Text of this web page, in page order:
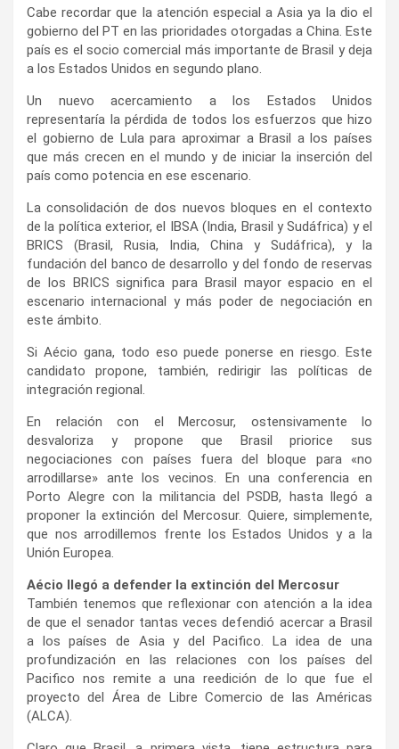
Cabe recordar que la atención especial a Asia ya la dio el
gobierno del PT en las prioridades otorgadas a China. Este
país es el socio comercial más importante de Brasil y deja
a los Estados Unidos en segundo plano.
Un nuevo acercamiento a los Estados Unidos
representaría la pérdida de todos los esfuerzos que hizo
el gobierno de Lula para aproximar a Brasil a los países
que más crecen en el mundo y de iniciar la inserción del
país como potencia en ese escenario.
La consolidación de dos nuevos bloques en el contexto
de la política exterior, el IBSA (India, Brasil y Sudáfrica) y el
BRICS (Brasil, Rusia, India, China y Sudáfrica), y la
fundación del banco de desarrollo y del fondo de reservas
de los BRICS significa para Brasil mayor espacio en el
escenario internacional y más poder de negociación en
este ámbito.
Si Aécio gana, todo eso puede ponerse en riesgo. Este
candidato propone, también, redirigir las políticas de
integración regional.
En relación con el Mercosur, ostensivamente lo
desvaloriza y propone que Brasil priorice sus
negociaciones con países fuera del bloque para «no
arrodillarse» ante los vecinos. En una conferencia en
Porto Alegre con la militancia del PSDB, hasta llegó a
proponer la extinción del Mercosur. Quiere, simplemente,
que nos arrodillemos frente los Estados Unidos y a la
Unión Europea.
Aécio llegó a defender la extinción del Mercosur
También tenemos que reflexionar con atención a la idea
de que el senador tantas veces defendió acercar a Brasil
a los países de Asia y del Pacifico. La idea de una
profundización en las relaciones con los países del
Pacifico nos remite a una reedición de lo que fue el
proyecto del Área de Libre Comercio de las Américas
(ALCA).